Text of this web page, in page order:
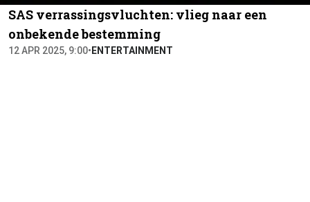
SAS verrassingsvluchten: vlieg naar een
onbekende bestemming
12 APR 2025, 9:00• ENTERTAINMENT